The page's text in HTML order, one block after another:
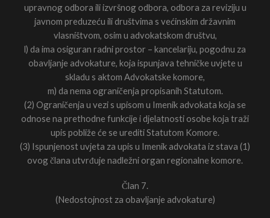
upravnog odbora ili izvršnog odbora, odbora za reviziju u
javnom preduzeću ili društvima s većinskim državnim
vlasništvom, osim u advokatskom društvu,
l) da ima osiguran radni prostor – kancelariju, pogodnu za
obavljanje advokature, koja ispunjava tehničke uvjete u
skladu s aktom Advokatske komore,
m) da nema ograničenja propisanih Statutom.
(2) Ograničenja u vezi s upisom u Imenik advokata koja se
odnose na prethodne funkcije i djelatnosti osobe koja traži
upis pobliže će se urediti Statutom Komore.
(3) Ispunjenost uvjeta za upis u Imenik advokata iz stava (1)
ovog člana utvrđuje nadležni organ regionalne komore.
Član 7.
(Nedostojnost za obavljanje advokature)